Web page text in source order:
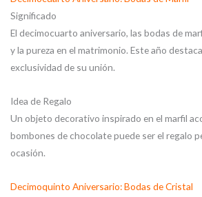
Significado
El decimocuarto aniversario, las bodas de
y la pureza en el matrimonio. Este año
exclusividad de su unión.
Idea de Regalo
Un objeto decorativo inspirado en el marfil
bombones de chocolate puede ser el regalo
ocasión.
Decimoquinto Aniversario: Bodas de Cristal